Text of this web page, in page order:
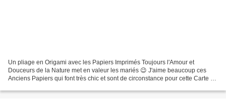
Un pliage en Origami avec les Papiers Imprimés Toujours l'Amour et
Douceurs de la Nature met en valeur les mariés 😉 J'aime beaucoup ces
Anciens Papiers qui font très chic et sont de circonstance pour cette Carte de